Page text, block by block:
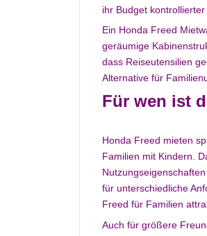
ihr Budget kontrollierter
Ein Honda Freed
geräumige
dass Reiseutensilien
Alternative für
Für wen ist
Honda Freed mieten
Familien mit Kindern.
für unterschiedliche
Freed für Familien
Auch für größere